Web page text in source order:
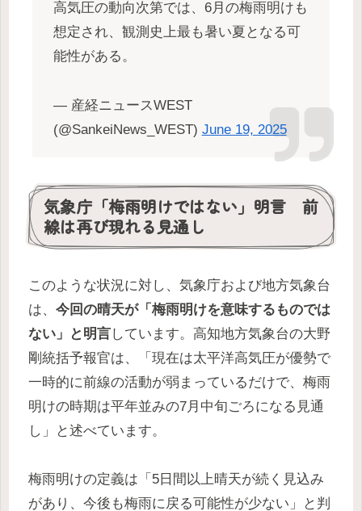
高気圧の動向次第では、6月の梅雨明けも
想定され、観測史上最も暑い夏となる可
能性がある。
— 産経ニュースWEST
(@SankeiNews_WEST) June 19, 2025
気象庁「梅雨明けではない」明言 前
線は再び現れる見通し
このような状況に対し、気象庁および地方気象台
は、 今回の晴天が「梅雨明けを意味するものでは
ない」と明言しています。高知地方気象台の大野
剛統括予報官は、「現在は太平洋高気圧が優勢で
一時的に前線の活動が弱まっているだけで、梅雨
明けの時期は平年並みの7月中旬ごろになる見通
し」と述べています。
梅雨明けの定義は「5日間以上晴天が続く見込み
があり、今後も梅雨に戻る可能性が少ない」と判